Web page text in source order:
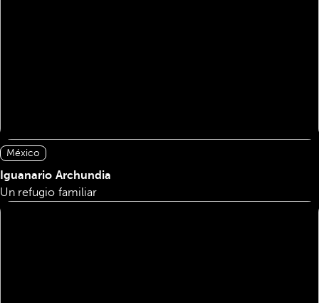
México
Iguanario Archundia
Un refugio familiar